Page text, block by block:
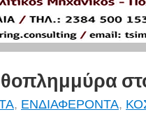
, ΕΝΔΙΑΦΕΡΟΝΤΑ,